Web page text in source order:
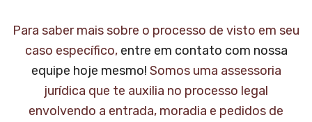
Para saber mais sobre o processo de visto em seu
caso específico, entre em contato com nossa
equipe hoje mesmo! Somos uma assessoria
jurídica que te auxilia no processo legal
envolvendo a entrada, moradia e pedidos de